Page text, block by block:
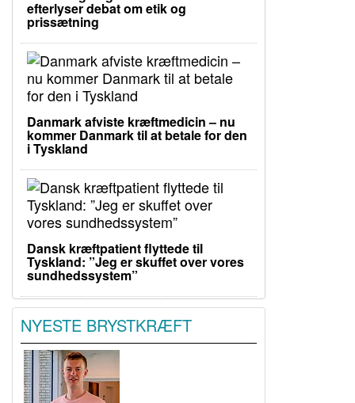
efterlyser debat om etik og
prissætning
Danmark afviste kræftmedicin – nu
kommer Danmark til at betale for den
i Tyskland
Dansk kræftpatient flyttede til
Tyskland: ”Jeg er skuffet over vores
sundhedssystem”
NYESTE BRYSTKRÆFT